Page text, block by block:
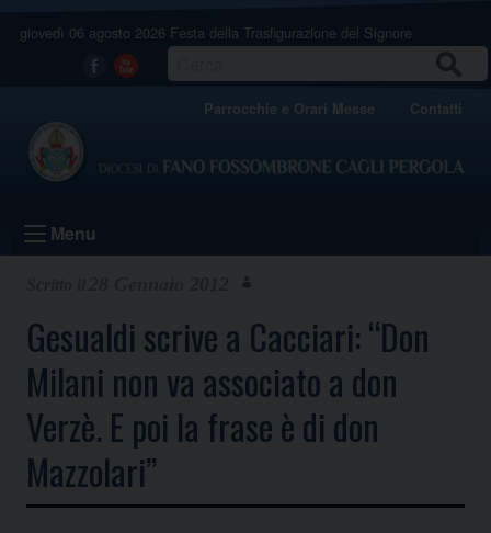
giovedì 06 agosto 2026 Festa della Trasfigurazione del Signore
Facebook
Youtube
Parrocchie e Orari Messe Contatti
Menu
Gesualdi scrive a Cacciari: “Don
Milani non va associato a don
Verzè. E poi la frase è di don
Mazzolari”